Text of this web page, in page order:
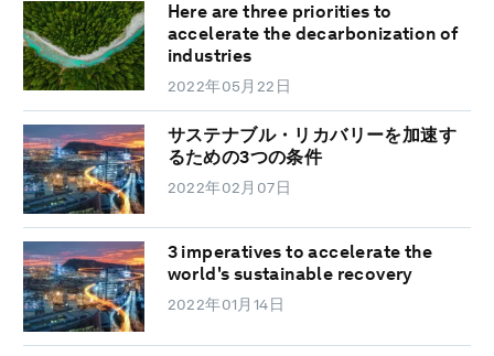
Here are three priorities to
accelerate the decarbonization of
industries
2022年05月22日
サステナブル・リカバリーを加速す
るための3つの条件
2022年02月07日
3 imperatives to accelerate the
world's sustainable recovery
2022年01月14日